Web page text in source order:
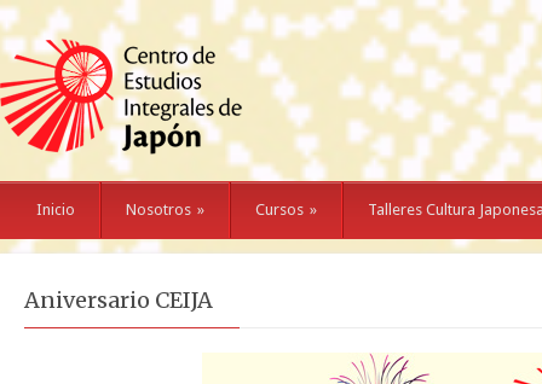
Inicio Nosotros » Cursos » Talleres Cultura
Aniversario CEIJA